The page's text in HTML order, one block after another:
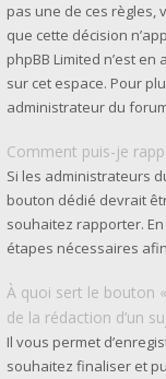
pas une de ces règles,
que cette décision
phpBB Limited n’est
sur cet espace. Pour
administrateur du
Comment puis-je
Si les administrateurs
bouton dédié devrait
souhaitez rapporter.
étapes nécessaires
À quoi sert le bouton
de la rédaction d’un
Il vous permet
souhaitez finaliser et